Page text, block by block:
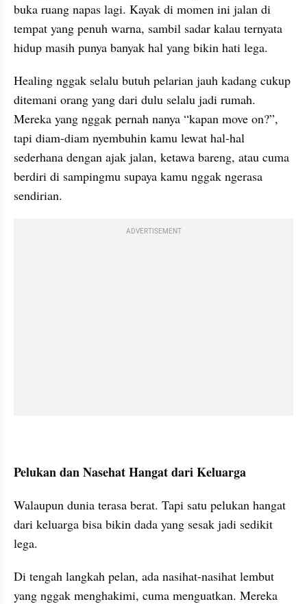
buka ruang napas lagi. Kayak di momen ini jalan di
tempat yang penuh warna, sambil sadar kalau ternyata
hidup masih punya banyak hal yang bikin hati lega.
Healing nggak selalu butuh pelarian jauh kadang cukup
ditemani orang yang dari dulu selalu jadi rumah.
Mereka yang nggak pernah nanya “kapan move on?”,
tapi diam-diam nyembuhin kamu lewat hal-hal
sederhana dengan ajak jalan, ketawa bareng, atau cuma
berdiri di sampingmu supaya kamu nggak ngerasa
sendirian.
ADVERTISEMENT
Pelukan dan Nasehat Hangat dari Keluarga
Walaupun dunia terasa berat. Tapi satu pelukan hangat
dari keluarga bisa bikin dada yang sesak jadi sedikit
lega.
Di tengah langkah pelan, ada nasihat-nasihat lembut
yang nggak menghakimi, cuma menguatkan. Mereka